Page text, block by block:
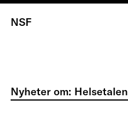
NSF
Nyheter om: Helsetalen